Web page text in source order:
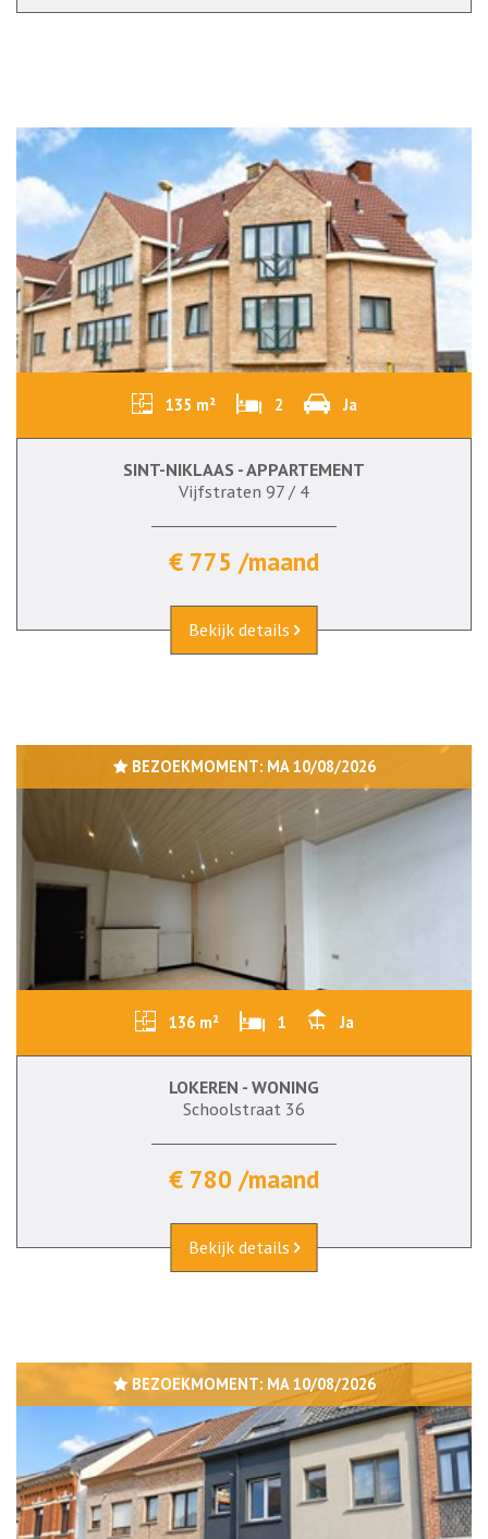
135 m² 2 Ja
SINT-NIKLAAS - APPARTEMENT
Vijfstraten 97 / 4
€ 775 /maand
Bekijk details
BEZOEKMOMENT:MA 10/08/2026
136 m² 1 Ja
LOKEREN - WONING
Schoolstraat 36
€ 780 /maand
Bekijk details
BEZOEKMOMENT:MA 10/08/2026